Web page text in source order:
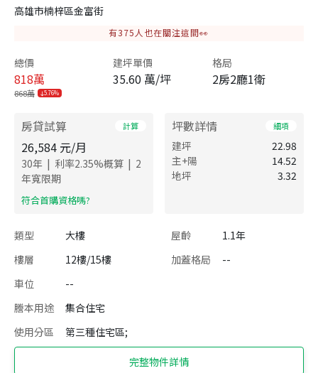
高雄市楠梓區金富街
有375 人也在關注這間👀
總價
818萬
868萬 5.76%
建坪單價
35.60 萬/坪
格局
2房2廳1衛
房貸試算 計算
26,584 元/月
30年 | 利率2.35%概算 | 2
年寬限期
​符合首購資格嗎?
坪數詳情 細項
建坪
22.98
主+陽
14.52
地坪
3.32
類型 大樓 屋齡
1.1年
樓層
12樓/15樓 加蓋格局
--
車位
--
謄本用途
集合住宅
使用分區
第三種住宅區;
完整物件詳情